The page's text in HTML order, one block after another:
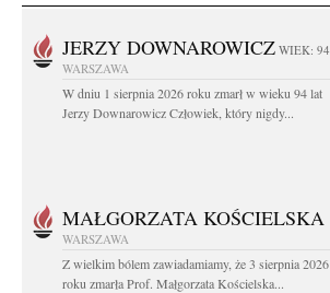
JERZY DOWNAROWICZ WIEK: 94
WARSZAWA
W dniu 1 sierpnia 2026 roku zmarł w wieku 94 lat
Jerzy Downarowicz Człowiek, który nigdy...
MAŁGORZATA KOŚCIELSKA
WARSZAWA
Z wielkim bólem zawiadamiamy, że 3 sierpnia 2026
roku zmarła Prof. Małgorzata Kościelska...